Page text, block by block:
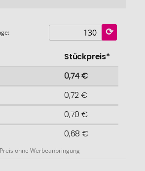
Stückpreis*
0,74 €
0,72 €
0,70 €
0,68 €
ohne Werbeanbringung